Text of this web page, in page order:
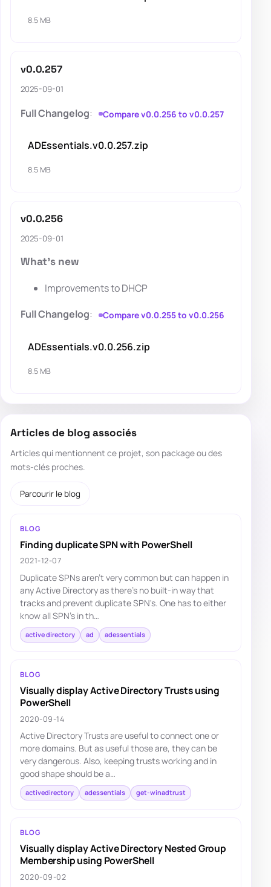
8.5 MB
v0.0.257
2025-09-01
Full Changelog: Compare v0.0.256 to v0.0.257
ADEssentials.v0.0.257.zip
8.5 MB
v0.0.256
2025-09-01
What's new
Improvements to DHCP
Full Changelog: Compare v0.0.255 to v0.0.256
ADEssentials.v0.0.256.zip
8.5 MB
Articles de blog associés
Articles qui mentionnent ce projet, son package ou des
mots-clés proches.
Parcourir le blog
BLOG
Finding duplicate SPN with PowerShell
2021-12-07
Duplicate SPNs aren't very common but can happen in
any Active Directory as there's no built-in way that
tracks and prevent duplicate SPN's. One has to either
know all SPN's in th…
active directory ad adessentials
BLOG
Visually display Active Directory Trusts using
PowerShell
2020-09-14
Active Directory Trusts are useful to connect one or
more domains. But as useful those are, they can be
very dangerous. Also, keeping trusts working and in
good shape should be a…
activedirectory adessentials get-winadtrust
BLOG
Visually display Active Directory Nested Group
Membership using PowerShell
2020-09-02